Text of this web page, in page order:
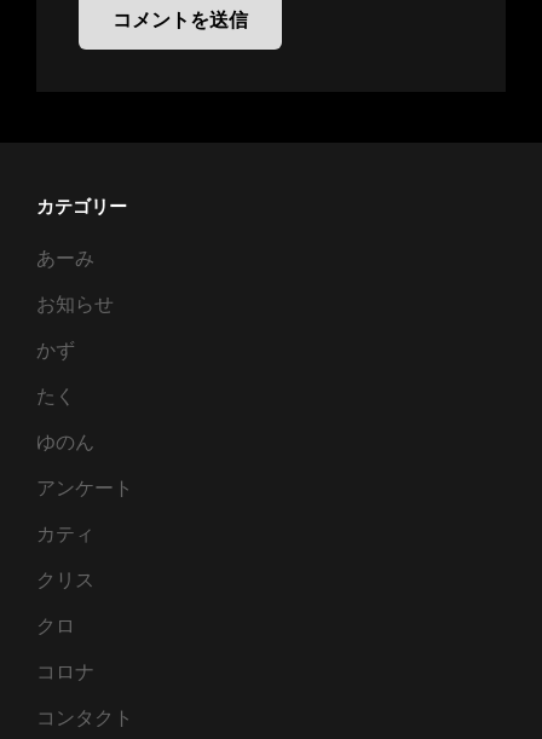
カテゴリー
あーみ
お知らせ
かず
たく
ゆのん
アンケート
カティ
クリス
クロ
コロナ
コンタクト